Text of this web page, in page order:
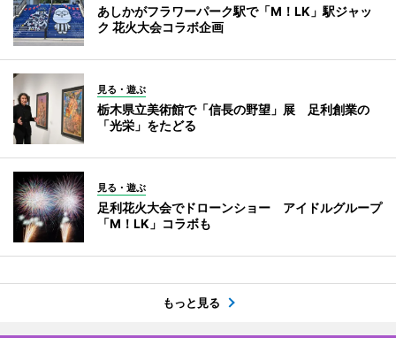
あしかがフラワーパーク駅で「M！LK」駅ジャッ
ク 花火大会コラボ企画
見る・遊ぶ
栃木県立美術館で「信長の野望」展 足利創業の
「光栄」をたどる
見る・遊ぶ
足利花火大会でドローンショー アイドルグループ
「M！LK」コラボも
もっと見る